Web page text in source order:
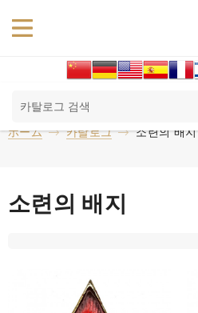
ホーム 카탈로그 소련의 배지
소련의 배지